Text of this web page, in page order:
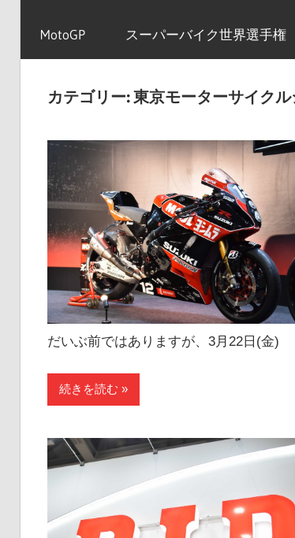
MotoGP スーパーバイク世界選手権
カテゴリー:東京モーターサイクル
だいぶ前ではありますが、3月22日(金)
続きを読む